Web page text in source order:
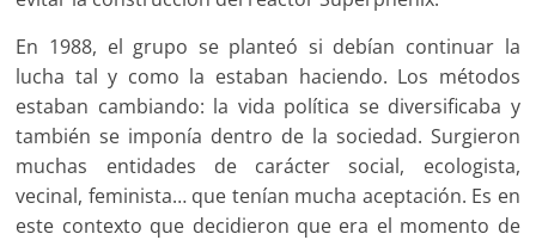
En 1988, el grupo se planteó si debían continuar la
lucha tal y como la estaban haciendo. Los métodos
estaban cambiando: la vida política se diversificaba y
también se imponía dentro de la sociedad. Surgieron
muchas entidades de carácter social, ecologista,
vecinal, feminista… que tenían mucha aceptación. Es en
este contexto que decidieron que era el momento de